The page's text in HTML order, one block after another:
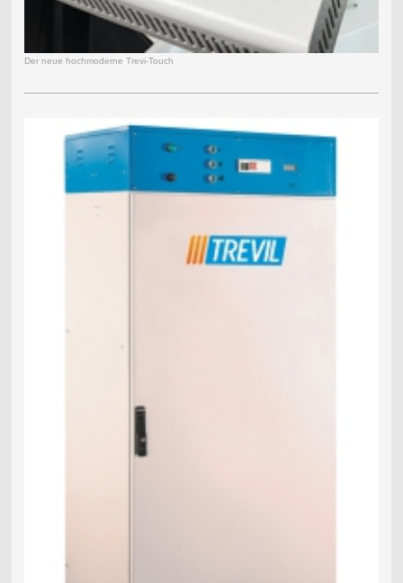
Der neue hochmoderne Trevi-Touch